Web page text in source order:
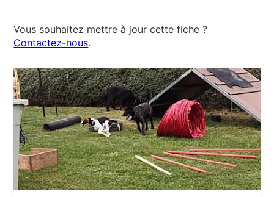
Vous souhaitez mettre à jour cette fiche ?
Contactez-nous.